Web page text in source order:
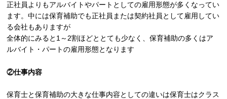
正社員よりもアルバイトやパートとしての雇用形態が多くなってい
ます。中には保育補助でも正社員または契約社員として雇用してい
る会社もありますが
全体的にみると1～2割ほどととても少なく、保育補助の多くはア
ルバイト・パートの雇用形態となります
②仕事内容
保育士と保育補助の大きな仕事内容としての違いは保育士はクラス